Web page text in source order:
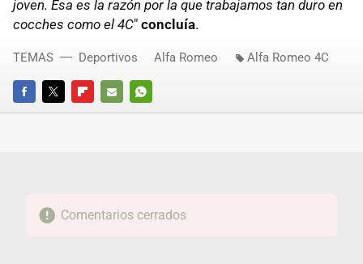
joven. Esa es la razón por la que trabajamos tan duro en
cocches como el 4C" concluía.
FACEBOOKTWITTERFLIPBOARD
E-
WHATSAPP
TEMAS Deportivos Alfa Romeo Alfa Romeo 4C
Comentarios cerrados